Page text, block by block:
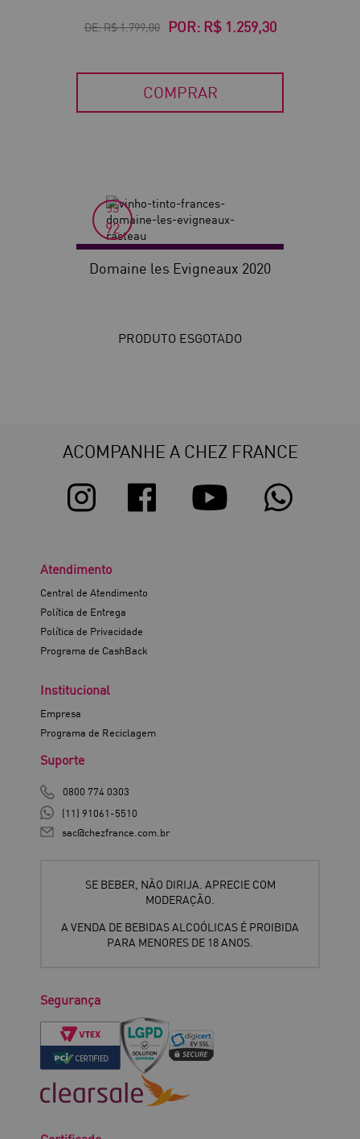
DE:R$ 1.799,00 POR: R$ 1.259,30
COMPRAR
JS
92
Domaine les Evigneaux 2020
PRODUTO ESGOTADO
ACOMPANHE A CHEZ FRANCE
Atendimento
Central de Atendimento
Política de Entrega
Política de Privacidade
Programa de CashBack
Institucional
Empresa
Programa de Reciclagem
Suporte
0800 774 0303
(11) 91061-5510
sac@chezfrance.com.br
SE BEBER, NÃO DIRIJA. APRECIE COM
MODERAÇÃO.
A VENDA DE BEBIDAS ALCOÓLICAS É PROIBIDA
PARA MENORES DE 18 ANOS.
Segurança